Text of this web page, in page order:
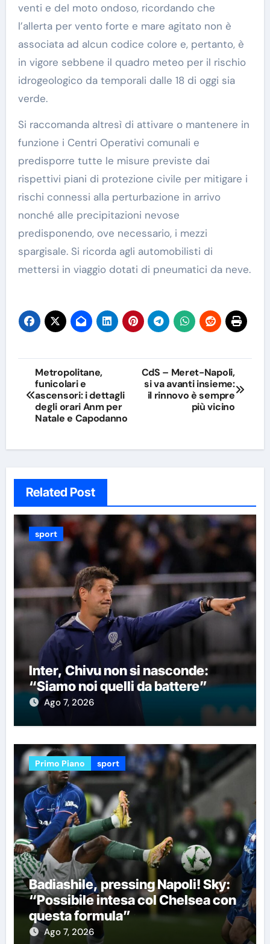
venti e del moto ondoso, ricordando che
l’allerta per vento forte e mare agitato non è
associata ad alcun codice colore e, pertanto, è
in vigore sebbene il quadro meteo per il rischio
idrogeologico da temporali dalle 18 di oggi sia
verde.
Si raccomanda altresì di attivare o mantenere in
funzione i Centri Operativi comunali e
predisporre tutte le misure previste dai
rispettivi piani di protezione civile per mitigare i
rischi connessi alla perturbazione in arrivo
nonché alle precipitazioni nevose
predisponendo, ove necessario, i mezzi
spargisale. Si ricorda agli automobilisti di
mettersi in viaggio dotati di pneumatici da neve.
Navigazione
articoli
Metropolitane,
funicolari e
ascensori: i dettagli
degli orari Anm per
Natale e Capodanno
CdS – Meret-Napoli,
si va avanti insieme:
il rinnovo è sempre
più vicino
Related Post
sport
Inter, Chivu non si nasconde:
“Siamo noi quelli da battere”
Ago 7, 2026
Primo Piano sport
Badiashile, pressing Napoli! Sky:
“Possibile intesa col Chelsea con
questa formula”
Ago 7, 2026